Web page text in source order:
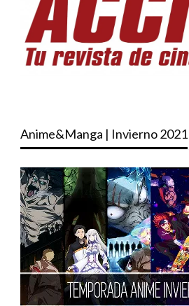
Anime&Manga | Invierno 2021